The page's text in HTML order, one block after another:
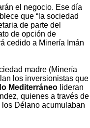
el negocio. Ese día
que “la sociedad
de parte del
de opción de
cedido a Minería Imán
madre (Minería
los inversionistas que
Mediterráneo lideran
quienes a través de
Délano acumulaban